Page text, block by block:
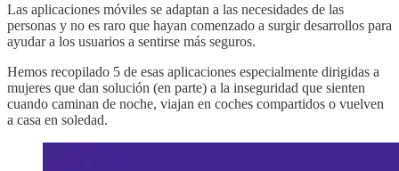
Las aplicaciones móviles se adaptan a las necesidades de las
personas y no es raro que hayan comenzado a surgir desarrollos para
ayudar a los usuarios a sentirse más seguros.
Hemos recopilado 5 de esas aplicaciones especialmente dirigidas a
mujeres que dan solución (en parte) a la inseguridad que sienten
cuando caminan de noche, viajan en coches compartidos o vuelven
a casa en soledad.